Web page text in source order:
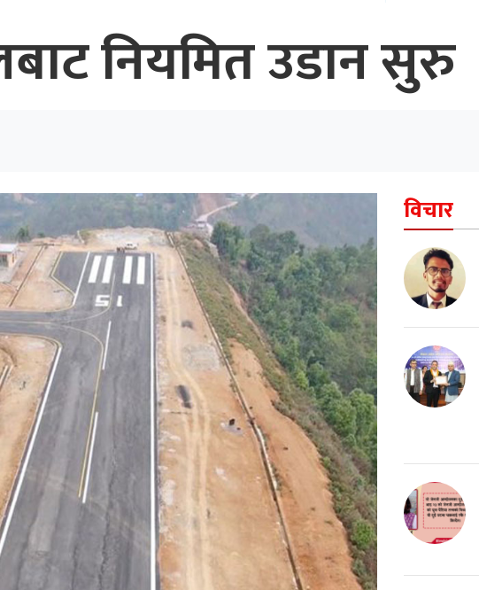
नियमित उडान सुरु
विचार